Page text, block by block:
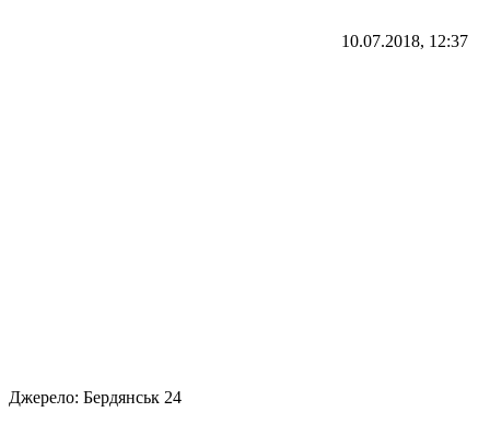
10.07.2018, 12:37
Джерело: Бердянськ 24